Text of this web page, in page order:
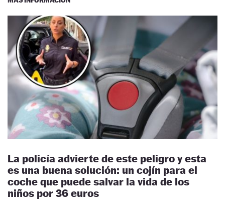
La policía advierte de este peligro y esta
es una buena solución: un cojín para el
coche que puede salvar la vida de los
niños por 36 euros